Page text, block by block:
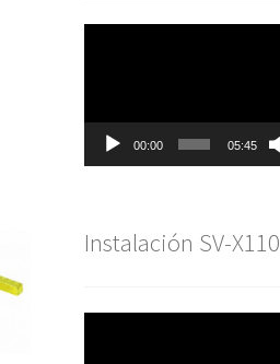
00:00 05:45
Instalación SV-X110